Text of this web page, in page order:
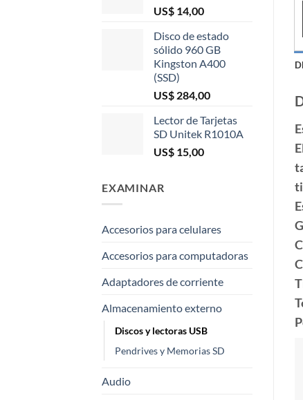
US$ 14,00
Disco de estado
sólido 960 GB
Kingston A400
(SSD)
US$ 284,00
Lector de Tarjetas
SD Unitek R1010A
US$ 15,00
EXAMINAR
Accesorios para celulares
Accesorios para computadoras
Adaptadores de corriente
Almacenamiento externo
Discos y lectoras USB
Pendrives y Memorias SD
Audio